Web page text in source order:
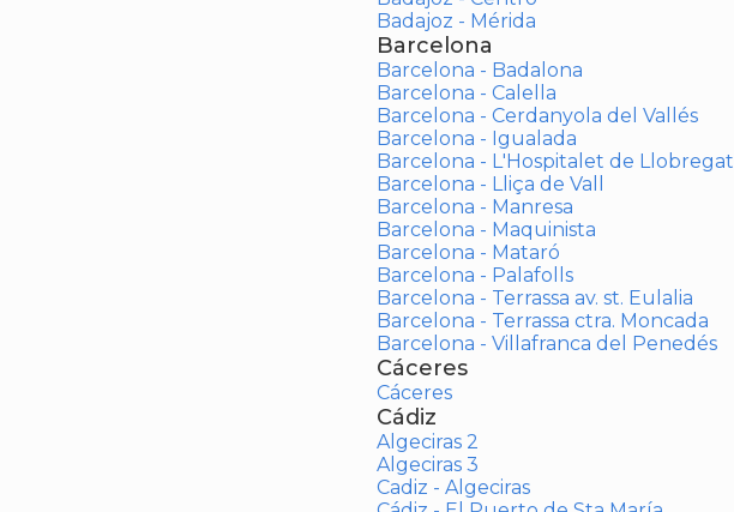
Badajoz - Mérida
Barcelona
Barcelona - Badalona
Barcelona - Calella
Barcelona - Cerdanyola del Vallés
Barcelona - Igualada
Barcelona - L'Hospitalet de Llobregat
Barcelona - Lliça de Vall
Barcelona - Manresa
Barcelona - Maquinista
Barcelona - Mataró
Barcelona - Palafolls
Barcelona - Terrassa av. st. Eulalia
Barcelona - Terrassa ctra. Moncada
Barcelona - Villafranca del Penedés
Cáceres
Cáceres
Cádiz
Algeciras 2
Algeciras 3
Cadiz - Algeciras